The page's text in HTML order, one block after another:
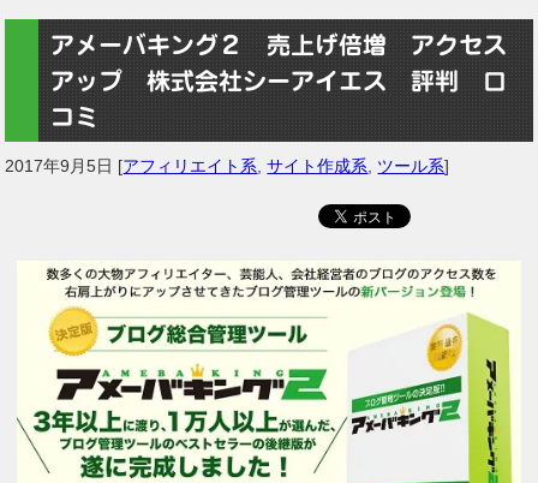
アメーバキング２ 売上げ倍増 アクセス
アップ 株式会社シーアイエス 評判 口
コミ
2017年9月5日 [アフィリエイト系 ,サイト作成系 ツール系]